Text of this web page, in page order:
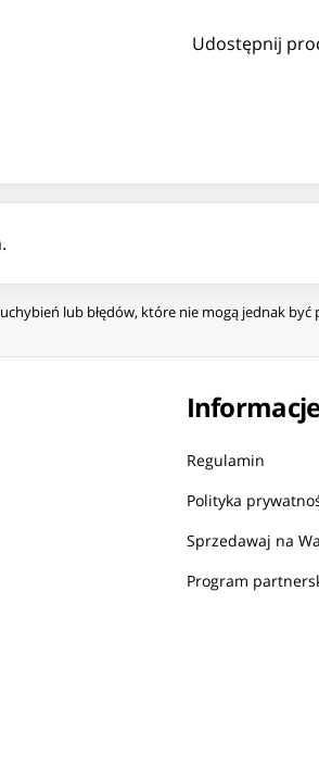
Udostępnij
lub błędów, które nie mogą jednak być
Regulamin
Polityka
Sprzedawaj na
Program